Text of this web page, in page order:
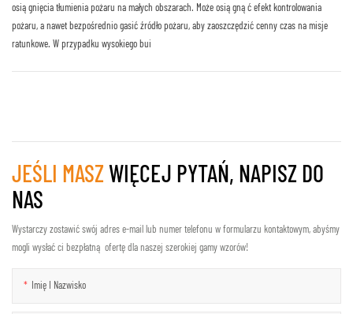
osiągnięcia tłumienia pożaru na małych obszarach. Może osiągnąć efekt kontrolowania
pożaru, a nawet bezpośrednio gasić źródło pożaru, aby zaoszczędzić cenny czas na misje
ratunkowe. W przypadku wysokiego bui
JEŚLI MASZWIĘCEJ PYTAŃ, NAPISZ DO
NAS
Wystarczy zostawić swój adres e-mail lub numer telefonu w formularzu kontaktowym, abyśmy
mogli wysłać ci bezpłatną ofertę dla naszej szerokiej gamy wzorów!
Imię I Nazwisko